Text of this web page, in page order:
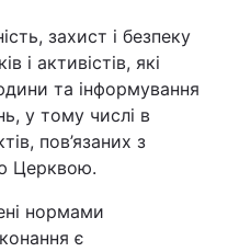
захист і безпеку
і активістів, які
та інформування
у тому числі в
пов’язаних з
Церквою.
нормами
є